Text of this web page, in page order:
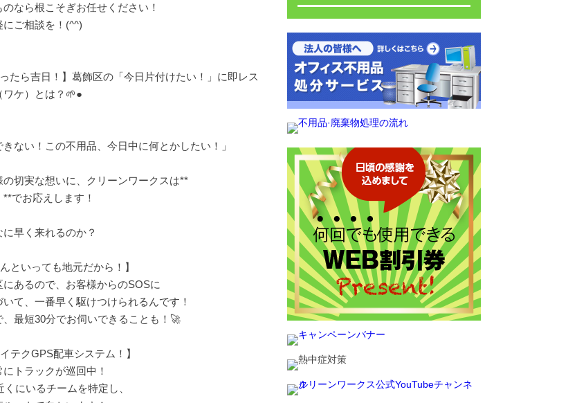
なら根こそぎお任せください！
にご相談を！(^^)
たら吉日！】葛飾区の「今日片付けたい！」に即レス
ワケ）とは？🌱●
きない！この不用品、今日中に何とかしたい！」
の切実な想いに、クリーンワークスは**
**でお応えします！
早く来れるのか？
といっても地元だから！】
あるので、お客様からのSOSに
て、一番早く駆けつけられるんです！
、最短30分でお伺いできることも！🚀
テクGPS配車システム！】
トラックが巡回中！
にいるチームを特定し、